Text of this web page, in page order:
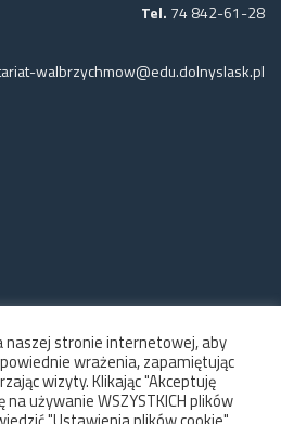
Tel. 74 842-61-28
walbrzychmow@edu.dolnyslask.pl
naszej stronie internetowej, aby
wrażenia, zapamiętując
wizyty. Klikając "Akceptuję
używanie WSZYSTKICH plików